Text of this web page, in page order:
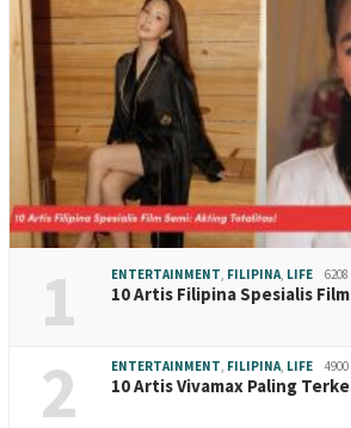
1 ENTERTAINMENT, FILIPINA, LIFE
10 Artis Filipina Spesialis
2 ENTERTAINMENT, FILIPINA, LIFE
10 Artis Vivamax Paling